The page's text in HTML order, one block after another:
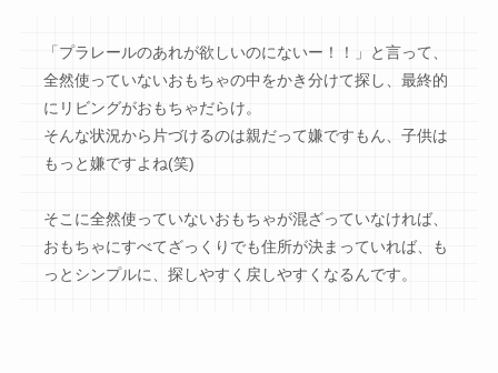
「プラレールのあれが欲しいのにないー！！」と言って、
全然使っていないおもちゃの中をかき分けて探し、最終的
にリビングがおもちゃだらけ。
そんな状況から片づけるのは親だって嫌ですもん、子供は
もっと嫌ですよね(笑)
そこに全然使っていないおもちゃが混ざっていなければ、
おもちゃにすべてざっくりでも住所が決まっていれば、も
っとシンプルに、探しやすく戻しやすくなるんです。